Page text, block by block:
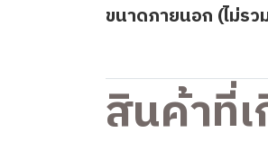
ขนาดภายนอก (ไม่รว
สินค้าที่